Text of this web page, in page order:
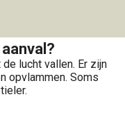
lucht vallen. Er zijn
opvlammen. Soms